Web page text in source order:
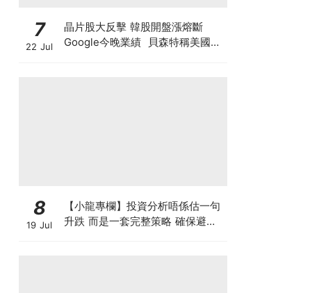
7
22 Jul
晶片股大反擊 韓股開盤漲熔斷
Google今晚業績 貝森特稱美國將
8
19 Jul
【小龍專欄】投資分析唔係估一句
升跌 而是一套完整策略 確保避開